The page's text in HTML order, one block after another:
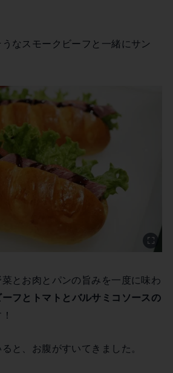
なスモークビーフと一緒にサン
とお肉とパンの旨みを一度に味わ
ーフとトマトとバルサミコソースの
と、お腹がすいてきました。